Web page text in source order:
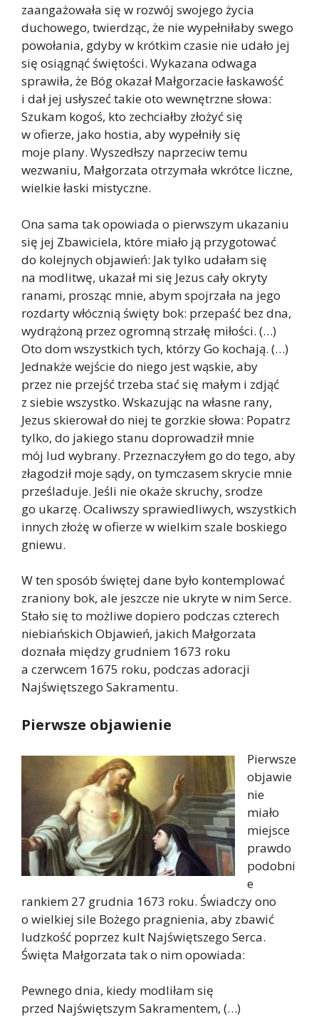
zaangażowała się w rozwój swojego życia
duchowego, twierdząc, że nie wypełniłaby swego
powołania, gdyby w krótkim czasie nie udało jej
się osiągnąć świętości. Wykazana odwaga
sprawiła, że Bóg okazał Małgorzacie łaskawość
i dał jej usłyszeć takie oto wewnętrzne słowa:
Szukam kogoś, kto zechciałby złożyć się
w ofierze, jako hostia, aby wypełniły się
moje plany. Wyszedłszy naprzeciw temu
wezwaniu, Małgorzata otrzymała wkrótce liczne,
wielkie łaski mistyczne.
Ona sama tak opowiada o pierwszym ukazaniu
się jej Zbawiciela, które miało ją przygotować
do kolejnych objawień: Jak tylko udałam się
na modlitwę, ukazał mi się Jezus cały okryty
ranami, prosząc mnie, abym spojrzała na jego
rozdarty włócznią święty bok: przepaść bez dna,
wydrążoną przez ogromną strzałę miłości. (…)
Oto dom wszystkich tych, którzy Go kochają. (…)
Jednakże wejście do niego jest wąskie, aby
przez nie przejść trzeba stać się małym i zdjąć
z siebie wszystko. Wskazując na własne rany,
Jezus skierował do niej te gorzkie słowa: Popatrz
tylko, do jakiego stanu doprowadził mnie
mój lud wybrany. Przeznaczyłem go do tego, aby
złagodził moje sądy, on tymczasem skrycie mnie
prześladuje. Jeśli nie okaże skruchy, srodze
go ukarzę. Ocaliwszy sprawiedliwych, wszystkich
innych złożę w ofierze w wielkim szale boskiego
gniewu.
W ten sposób świętej dane było kontemplować
zraniony bok, ale jeszcze nie ukryte w nim Serce.
Stało się to możliwe dopiero podczas czterech
niebiańskich Objawień, jakich Małgorzata
doznała między grudniem 1673 roku
a czerwcem 1675 roku, podczas adoracji
Najświętszego Sakramentu.
Pierwsze objawienie
Pierwsze
objawie
nie
miało
miejsce
prawdo
podobni
e
rankiem 27 grudnia 1673 roku. Świadczy ono
o wielkiej sile Bożego pragnienia, aby zbawić
ludzkość poprzez kult Najświętszego Serca.
Święta Małgorzata tak o nim opowiada:
Pewnego dnia, kiedy modliłam się
przed Najświętszym Sakramentem, (…)